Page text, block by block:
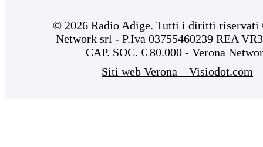
© 2026 Radio Adige. Tutti i diritti riservati
Network srl - P.Iva 03755460239 REA
CAP. SOC. € 80.000 - Verona
Siti web Verona – Visiodot.com